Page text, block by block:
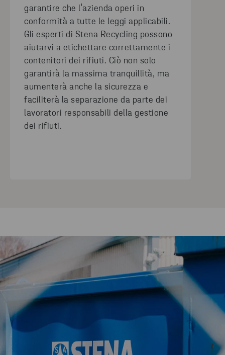
garantire che l'azienda operi in
conformità a tutte le leggi applicabili.
Gli esperti di Stena Recycling possono
aiutarvi a etichettare correttamente i
contenitori dei rifiuti. Ciò non solo
garantirà la massima tranquillità, ma
aumenterà anche la sicurezza e
faciliterà la separazione da parte dei
lavoratori responsabili della gestione
dei rifiuti.